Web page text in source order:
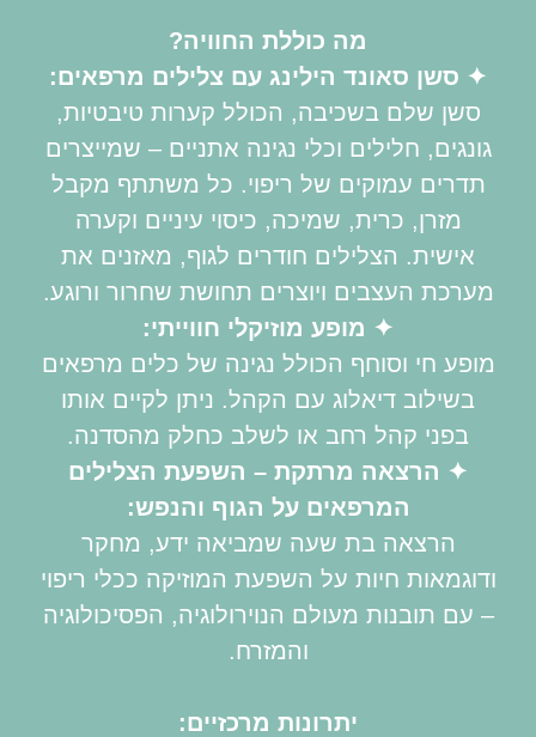
מה כוללת החוויה?
✦ סשן סאונד הילינג עם צלילים מרפאים:
סשן שלם בשכיבה, הכולל קערות טיבטיות,
גונגים, חלילים וכלי נגינה אתניים – שמייצרים
תדרים עמוקים של ריפוי. כל משתתף מקבל
מזרן, כרית, שמיכה, כיסוי עיניים וקערה
אישית. הצלילים חודרים לגוף, מאזנים את
מערכת העצבים ויוצרים תחושת שחרור ורוגע.
✦ מופע מוזיקלי חווייתי:
מופע חי וסוחף הכולל נגינה של כלים מרפאים
בשילוב דיאלוג עם הקהל. ניתן לקיים אותו
בפני קהל רחב או לשלב כחלק מהסדנה.
✦ הרצאה מרתקת – השפעת הצלילים
המרפאים על הגוף והנפש:
הרצאה בת שעה שמביאה ידע, מחקר
ודוגמאות חיות על השפעת המוזיקה ככלי ריפוי
– עם תובנות מעולם הנוירולוגיה, הפסיכולוגיה
והמזרח.
יתרונות מרכזיים: